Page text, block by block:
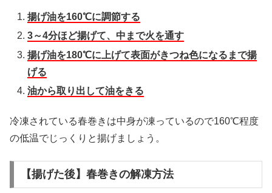
揚げ油を160℃に調節する
3～4分ほど揚げて、中まで火を通す
揚げ油を180℃に上げて表面がきつね色になるまで揚
げる
油から取り出して油をきる
冷凍されている春巻きは中身が凍っているので160℃程度
の低温でじっくりと揚げましょう。
【揚げた後】春巻きの解凍方法